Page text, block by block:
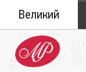
Великий
Новгород